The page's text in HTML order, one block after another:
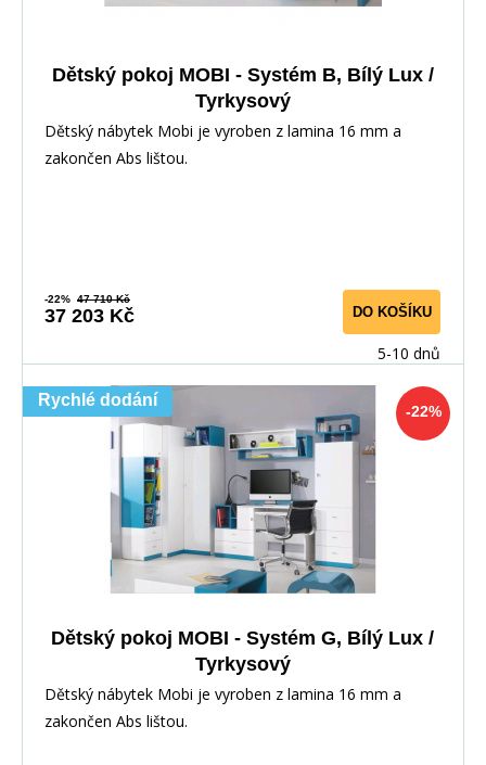
Dětský pokoj MOBI - Systém B, Bílý Lux /
Tyrkysový
Dětský nábytek Mobi je vyroben z lamina 16 mm a
zakončen Abs lištou.
-22% 47 710 Kč
37 203 Kč DO KOŠÍKU
5-10 dnů
-22%
Rychlé dodání
Dětský pokoj MOBI - Systém G, Bílý Lux /
Tyrkysový
Dětský nábytek Mobi je vyroben z lamina 16 mm a
zakončen Abs lištou.